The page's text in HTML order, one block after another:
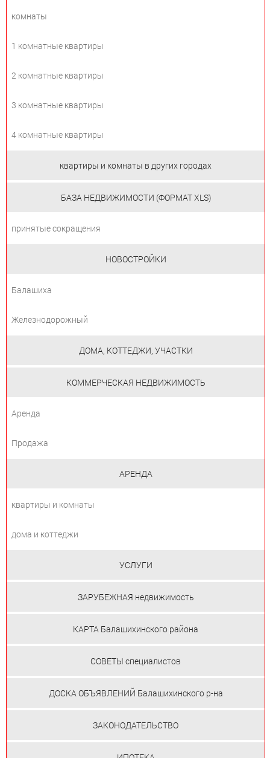
комнаты
1 комнатные квартиры
2 комнатные квартиры
3 комнатные квартиры
4 комнатные квартиры
квартиры и комнаты в других городах
БАЗА НЕДВИЖИМОСТИ (ФОРМАТ XLS)
принятые сокращения
НОВОСТРОЙКИ
Балашиха
Железнодорожный
ДОМА, КОТТЕДЖИ, УЧАСТКИ
КОММЕРЧЕСКАЯ НЕДВИЖИМОСТЬ
Аренда
Продажа
АРЕНДА
квартиры и комнаты
дома и коттеджи
УСЛУГИ
ЗАРУБЕЖНАЯ недвижимость
КАРТА Балашихинского района
СОВЕТЫ специалистов
ДОСКА ОБЪЯВЛЕНИЙ Балашихинского р-на
ЗАКОНОДАТЕЛЬСТВО